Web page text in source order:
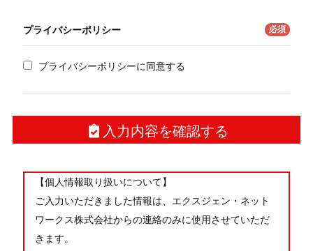
プライバシーポリシー 必須
プライバシーポリシーに同意する
入力内容を確認する
【個人情報取り扱いについて】
ご入力いただきました情報は、エクスジェン・ネット
ワークス株式会社からの連絡のみに使用させていただ
きます。